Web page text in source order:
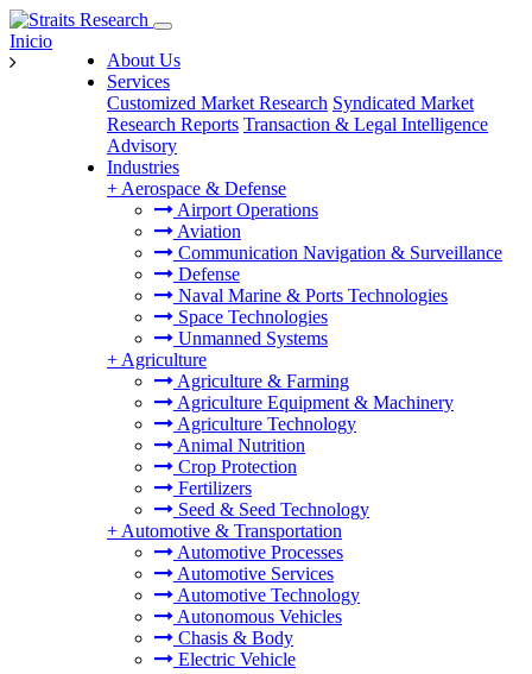
About Us
Services
Customized Market Research Syndicated Market
Research Reports Transaction & Legal Intelligence
Advisory
Industries
+ Aerospace & Defense
Airport Operations
Aviation
Communication Navigation & Surveillance
Defense
Naval Marine & Ports Technologies
Space Technologies
Unmanned Systems
+ Agriculture
Agriculture & Farming
Agriculture Equipment & Machinery
Agriculture Technology
Animal Nutrition
Crop Protection
Fertilizers
Seed & Seed Technology
+ Automotive & Transportation
Automotive Processes
Automotive Services
Automotive Technology
Autonomous Vehicles
Chasis & Body
Electric Vehicle
Inicio